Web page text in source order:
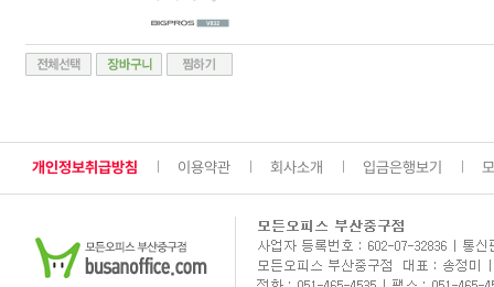
개인정보취급방침 이용약관 회사소개 입금은행보기